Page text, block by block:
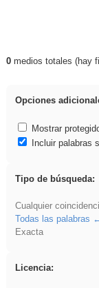
Resultados
0medios totales (hay
Opciones
Mostrar
Incluir palabras
Tipo de búsqueda:
Cualquier
Todas las palabras
Exacta
Licencia: